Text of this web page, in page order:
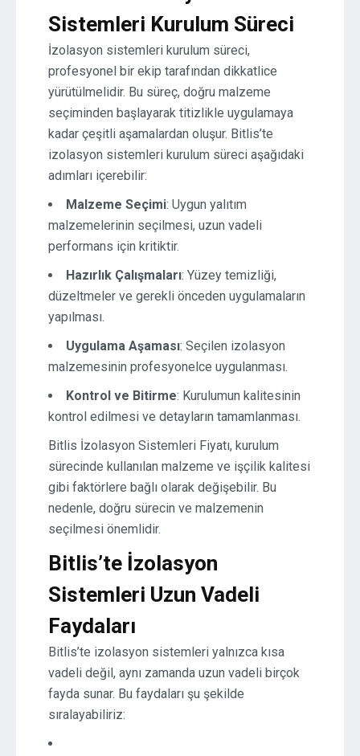
Sistemleri Kurulum Süreci
İzolasyon sistemleri kurulum süreci,
profesyonel bir ekip tarafından dikkatlice
yürütülmelidir. Bu süreç, doğru malzeme
seçiminden başlayarak titizlikle uygulamaya
kadar çeşitli aşamalardan oluşur. Bitlis’te
izolasyon sistemleri kurulum süreci aşağıdaki
adımları içerebilir:
Malzeme Seçimi: Uygun yalıtım
malzemelerinin seçilmesi, uzun vadeli
performans için kritiktir.
Hazırlık Çalışmaları: Yüzey temizliği,
düzeltmeler ve gerekli önceden uygulamaların
yapılması.
Uygulama Aşaması: Seçilen izolasyon
malzemesinin profesyonelce uygulanması.
Kontrol ve Bitirme: Kurulumun kalitesinin
kontrol edilmesi ve detayların tamamlanması.
Bitlis İzolasyon Sistemleri Fiyatı, kurulum
sürecinde kullanılan malzeme ve işçilik kalitesi
gibi faktörlere bağlı olarak değişebilir. Bu
nedenle, doğru sürecin ve malzemenin
seçilmesi önemlidir.
Bitlis’te İzolasyon
Sistemleri Uzun Vadeli
Faydaları
Bitlis’te izolasyon sistemleri yalnızca kısa
vadeli değil, aynı zamanda uzun vadeli birçok
fayda sunar. Bu faydaları şu şekilde
sıralayabiliriz: